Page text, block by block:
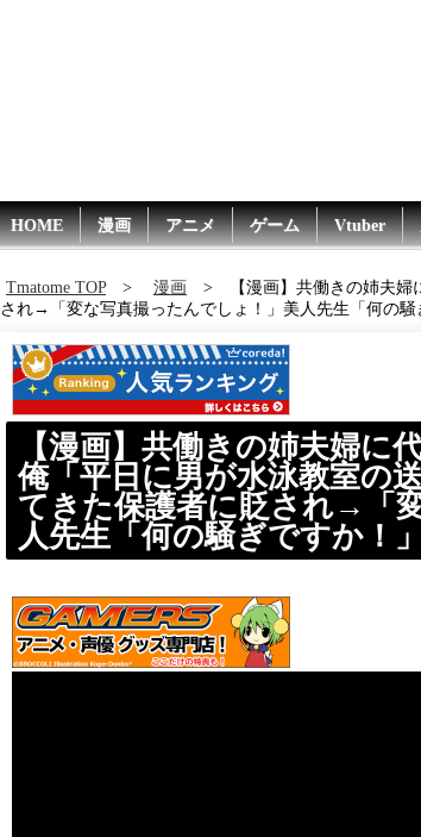
HOME 漫画 アニメ ゲーム Vtuber
Tmatome TOP 漫画
【漫画】共働きの姉夫
され→「変な写真撮ったんでしょ！」美人先生「何の騒
【漫画】共働きの姉夫婦に
俺「平日に男が水泳教室の
てきた保護者に貶され→「
人先生「何の騒ぎですか！